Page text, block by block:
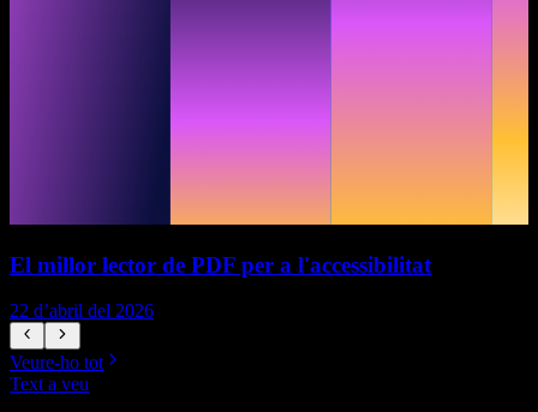
El millor lector de PDF per a l'accessibilitat
22 d’abril del 2026
Veure-ho tot
Text a veu